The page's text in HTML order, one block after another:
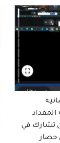
المقداد
تشارك في
حصار